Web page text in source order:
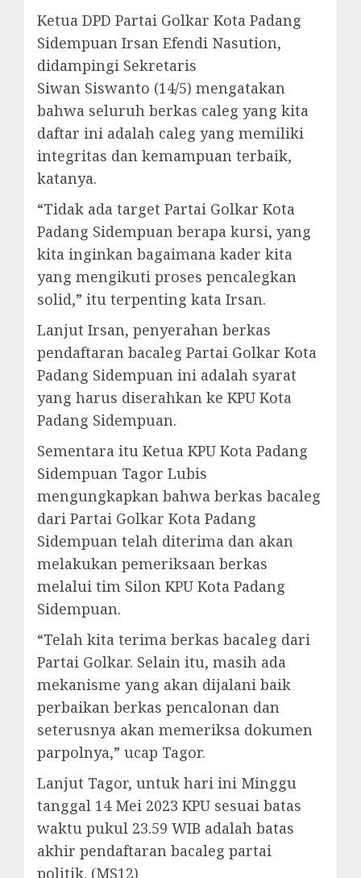
Ketua DPD Partai Golkar Kota Padang
Sidempuan Irsan Efendi Nasution,
didampingi Sekretaris
Siwan Siswanto (14/5) mengatakan
bahwa seluruh berkas caleg yang kita
daftar ini adalah caleg yang memiliki
integritas dan kemampuan terbaik,
katanya.
“Tidak ada target Partai Golkar Kota
Padang Sidempuan berapa kursi, yang
kita inginkan bagaimana kader kita
yang mengikuti proses pencalegkan
solid,” itu terpenting kata Irsan.
Lanjut Irsan, penyerahan berkas
pendaftaran bacaleg Partai Golkar Kota
Padang Sidempuan ini adalah syarat
yang harus diserahkan ke KPU Kota
Padang Sidempuan.
Sementara itu Ketua KPU Kota Padang
Sidempuan Tagor Lubis
mengungkapkan bahwa berkas bacaleg
dari Partai Golkar Kota Padang
Sidempuan telah diterima dan akan
melakukan pemeriksaan berkas
melalui tim Silon KPU Kota Padang
Sidempuan.
“Telah kita terima berkas bacaleg dari
Partai Golkar. Selain itu, masih ada
mekanisme yang akan dijalani baik
perbaikan berkas pencalonan dan
seterusnya akan memeriksa dokumen
parpolnya,” ucap Tagor.
Lanjut Tagor, untuk hari ini Minggu
tanggal 14 Mei 2023 KPU sesuai batas
waktu pukul 23.59 WIB adalah batas
akhir pendaftaran bacaleg partai
politik. (MS12)